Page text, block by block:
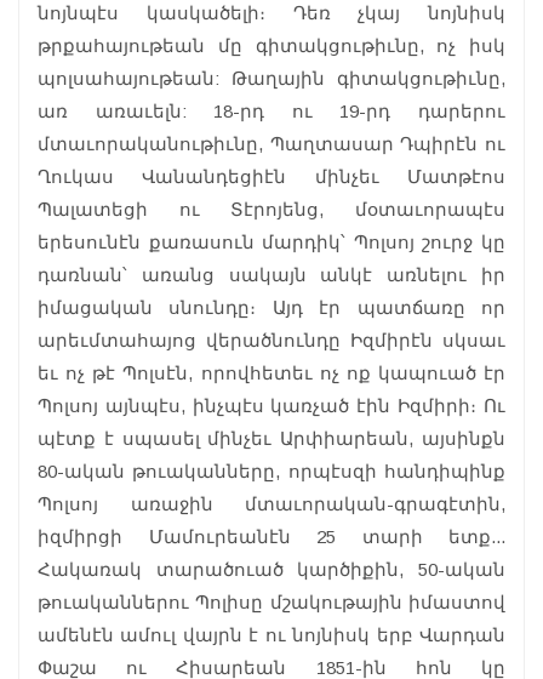
նոյնպէս կասկածելի։ Դեռ չկայ նոյնիսկ
թրքահայութեան մը գիտակցութիւնը, ոչ իսկ
պոլսահայութեան: Թաղային գիտակցութիւնը,
առ առաւելն: 18-րդ ու 19-րդ դարերու
մտաւորականութիւնը, Պաղտասար Դպիրէն ու
Ղուկաս Վանանդեցիէն մինչեւ Մատթէոս
Պալատեցի ու Տէրոյենց, մօտաւորապէս
երեսունէն քառասուն մարդիկ՝ Պոլսոյ շուրջ կը
դառնան՝ առանց սակայն անկէ առնելու իր
իմացական սնունդը։ Այդ էր պատճառը որ
արեւմտահայոց վերածնունդը Իզմիրէն սկսաւ
եւ ոչ թէ Պոլսէն, որովհետեւ ոչ ոք կապուած էր
Պոլսոյ այնպէս, ինչպէս կառչած էին Իզմիրի։ Ու
պէտք է սպասել մինչեւ Արփիարեան, այսինքն
80-ական թուականները, որպէսզի հանդիպինք
Պոլսոյ առաջին մտաւորական-գրագէտին,
իզմիրցի Մամուրեանէն 25 տարի ետք...
Հակառակ տարածուած կարծիքին, 50-ական
թուականներու Պոլիսը մշակութային իմաստով
ամենէն ամուլ վայրն է ու նոյնիսկ երբ Վարդան
Փաշա ու Հիսարեան 1851-ին հոն կը